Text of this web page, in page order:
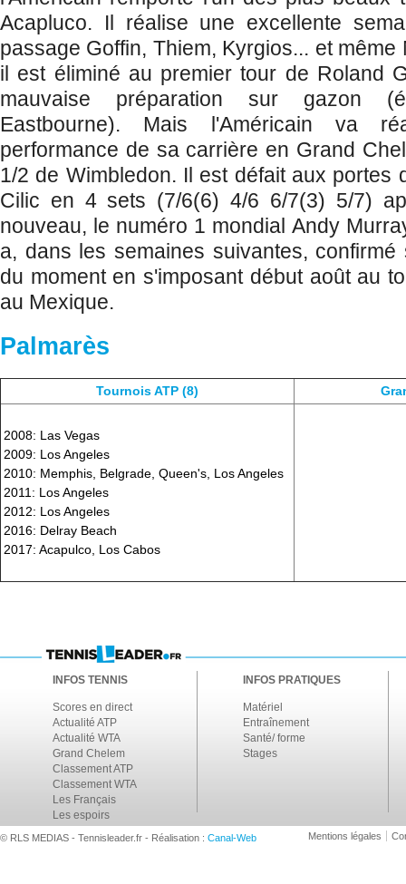
Acapluco. Il réalise une excellente
passage Goffin, Thiem, Kyrgios... et même
il est éliminé au premier tour de Roland
mauvaise préparation sur gazon
Eastbourne). Mais l'Américain va
performance de sa carrière en Grand
1/2 de Wimbledon. Il est défait aux portes
Cilic en 4 sets (7/6(6) 4/6 6/7(3) 5/7)
nouveau, le numéro 1 mondial Andy
a, dans les semaines suivantes,
du moment en s'imposant début août au
au Mexique.
Palmarès
Tournois ATP (8)
2008: Las Vegas
2009: Los Angeles
2010: Memphis, Belgrade, Queen's, Los Angeles
2011: Los Angeles
2012: Los Angeles
2016: Delray Beach
2017: Acapulco, Los Cabos
INFOS TENNIS
Scores en direct
Actualité ATP
Actualité WTA
Grand Chelem
Classement ATP
Classement WTA
Les Français
Les espoirs
INFOS PRATIQUES
Matériel
Entraînement
Santé/ forme
Stages
© RLS MEDIAS - Tennisleader.fr - Réalisation : Canal-Web Mentions légales